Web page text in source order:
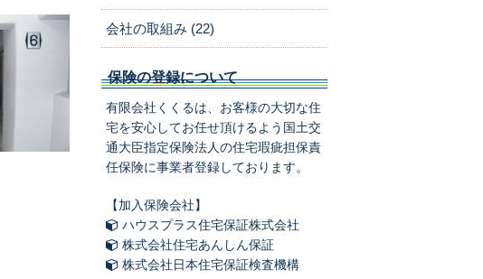
会社の取組み (22)
保険の登録について
有限会社くくるは、お客様の大切な住
宅を安心してお任せ頂けるよう国土交
通大臣指定保険法人の住宅瑕疵担保責
任保険に事業者登録しております。
【加入保険会社】
ハウスプラス住宅保証株式会社
株式会社住宅あんしん保証
株式会社日本住宅保証検査機構